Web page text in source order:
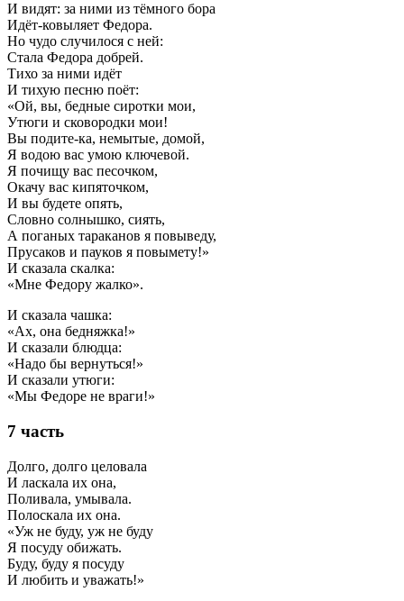
И видят: за ними из тёмного бора
Идёт-ковыляет Федора.
Но чудо случилося с ней:
Стала Федора добрей.
Тихо за ними идёт
И тихую песню поёт:
«Ой, вы, бедные сиротки мои,
Утюги и сковородки мои!
Вы подите-ка, немытые, домой,
Я водою вас умою ключевой.
Я почищу вас песочком,
Окачу вас кипяточком,
И вы будете опять,
Словно солнышко, сиять,
А поганых тараканов я повыведу,
Прусаков и пауков я повымету!»
И сказала скалка:
«Мне Федору жалко».
И сказала чашка:
«Ах, она бедняжка!»
И сказали блюдца:
«Надо бы вернуться!»
И сказали утюги:
«Мы Федоре не враги!»
7 часть
Долго, долго целовала
И ласкала их она,
Поливала, умывала.
Полоскала их она.
«Уж не буду, уж не буду
Я посуду обижать.
Буду, буду я посуду
И любить и уважать!»